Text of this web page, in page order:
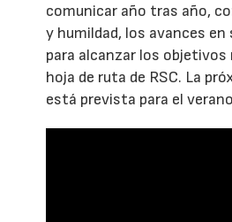
comunicar año tras año,
y humildad, los avances en
para alcanzar los objetivos
hoja de ruta de RSC. La
está prevista para el